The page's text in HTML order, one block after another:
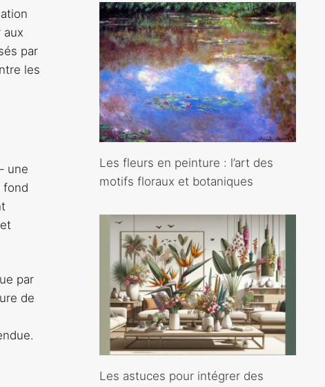
aux
par
les
une
fond
par
de
Les fleurs en peinture : l’art des
motifs floraux et botaniques
Les astuces pour intégrer des